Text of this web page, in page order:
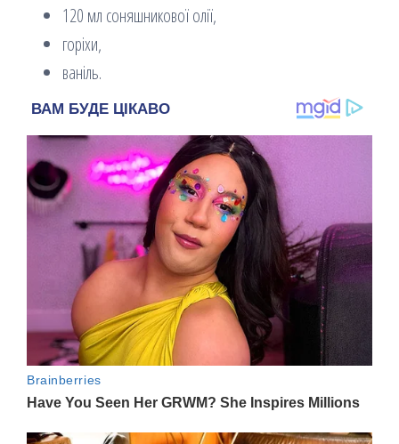
120 мл соняшникової олії,
горіхи,
ваніль.